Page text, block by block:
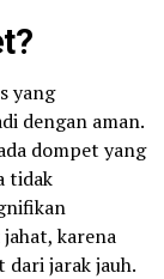
yang
dengan aman.
dompet yang
tidak
karena
dari jarak jauh.